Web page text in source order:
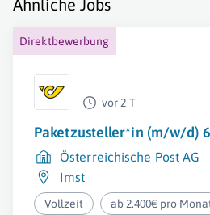
Ähnliche Jobs
Direktbewerbung
vor 2 T
Paketzusteller*in (m/w/d)
Österreichische Post AG
Imst
Vollzeit ab 2.400€ pro